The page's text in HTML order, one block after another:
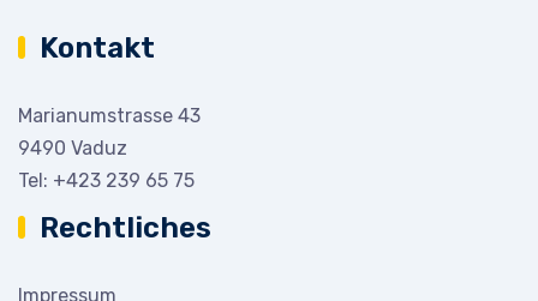
Kontakt
Marianumstrasse 43
9490 Vaduz
Tel: +423 239 65 75
Rechtliches
Impressum